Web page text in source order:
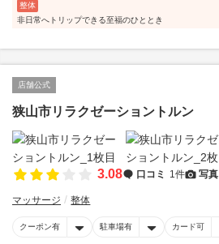
整体
非日常へトリップできる至福のひととき
店舗公式
狭山市リラクゼーショントルン
3.08 口コミ 1件 写真
マッサージ 整体
クーポン有 駐車場有 カード可